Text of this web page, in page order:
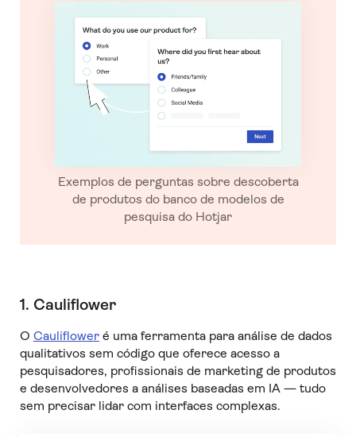
Exemplos de perguntas sobre descoberta
de produtos do banco de modelos de
pesquisa do Hotjar
1. Cauliflower
O Caulifloweré uma ferramenta para análise de dados
qualitativos sem código que oferece acesso a
pesquisadores, profissionais de marketing de produtos
e desenvolvedores a análises baseadas em IA — tudo
sem precisar lidar com interfaces complexas.